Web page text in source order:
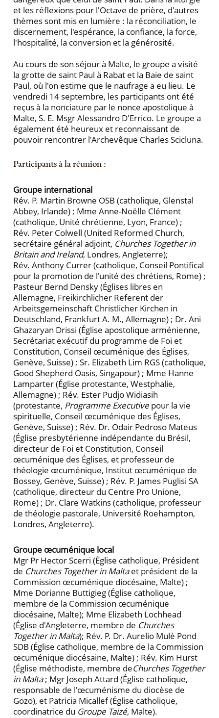
et les réflexions pour l'Octave de prière, d'autres
thèmes sont mis en lumière : la réconciliation, le
discernement, l'espérance, la confiance, la force,
l'hospitalité, la conversion et la générosité.
Au cours de son séjour à Malte, le groupe a visité
la grotte de saint Paul à Rabat et la Baie de saint
Paul, où l'on estime que le naufrage a eu lieu. Le
vendredi 14 septembre, les participants ont été
reçus à la nonciature par le nonce apostolique à
Malte, S. E. Msgr Alessandro D'Errico. Le groupe a
également été heureux et reconnaissant de
pouvoir rencontrer l'Archevêque Charles Scicluna.
Participants à la réunion :
Groupe international
Rév. P. Martin Browne OSB (catholique, Glenstal
Abbey, Irlande) ; Mme Anne-Noëlle Clément
(catholique, Unité chrétienne, Lyon, France) ;
Rév. Peter Colwell (United Reformed Church,
secrétaire général adjoint, Churches Together in
Britain and Ireland, Londres, Angleterre);
Rév. Anthony Currer (catholique, Conseil Pontifical
pour la promotion de l'unité des chrétiens, Rome) ;
Pasteur Bernd Densky (Églises libres en
Allemagne, Freikirchlicher Referent der
Arbeitsgemeinschaft Christlicher Kirchen in
Deutschland, Frankfurt A. M., Allemagne) ; Dr. Ani
Ghazaryan Drissi (Église apostolique arménienne,
Secrétariat exécutif du programme de Foi et
Constitution, Conseil œcuménique des Églises,
Genève, Suisse) ; Sr. Elizabeth Lim RGS (catholique,
Good Shepherd Oasis, Singapour) ; Mme Hanne
Lamparter (Église protestante, Westphalie,
Allemagne) ; Rév. Ester Pudjo Widiasih
(protestante, Programme Executivepour la vie
spirituelle, Conseil œcuménique des Églises,
Genève, Suisse) ; Rév. Dr. Odair Pedroso Mateus
(Église presbytérienne indépendante du Brésil,
directeur de Foi et Constitution, Conseil
œcuménique des Églises, et professeur de
théologie œcuménique, Institut œcuménique de
Bossey, Genève, Suisse) ; Rév. P. James Puglisi SA
(catholique, directeur du Centre Pro Unione,
Rome) ; Dr. Clare Watkins (catholique, professeur
de théologie pastorale, Université Roehampton,
Londres, Angleterre).
Groupe œcuménique local
Mgr Pr Hector Scerri (Église catholique, Président
de Churches Together in Maltaet président de la
Commission œcuménique diocésaine, Malte) ;
Mme Dorianne Buttigieg (Église catholique,
membre de la Commission œcuménique
diocésaine, Malte); Mme Elizabeth Lochhead
(Église d'Angleterre, membre de Churches
Together in Malta); Rév. P. Dr. Aurelio Mulè Pond
SDB (Église catholique, membre de la Commission
œcuménique diocésaine, Malte) ; Rév. Kim Hurst
(Église méthodiste, membre deChurches Together
in Malta; Mgr Joseph Attard (Église catholique,
responsable de l'œcuménisme du diocèse de
Gozo), et Patricia Micallef (Église catholique,
coordinatrice du Groupe Taizé, Malte).